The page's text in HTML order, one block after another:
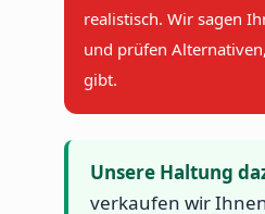
realistisch. Wir sagen
und prüfen
gibt.
Unsere Haltung
verkaufen wir